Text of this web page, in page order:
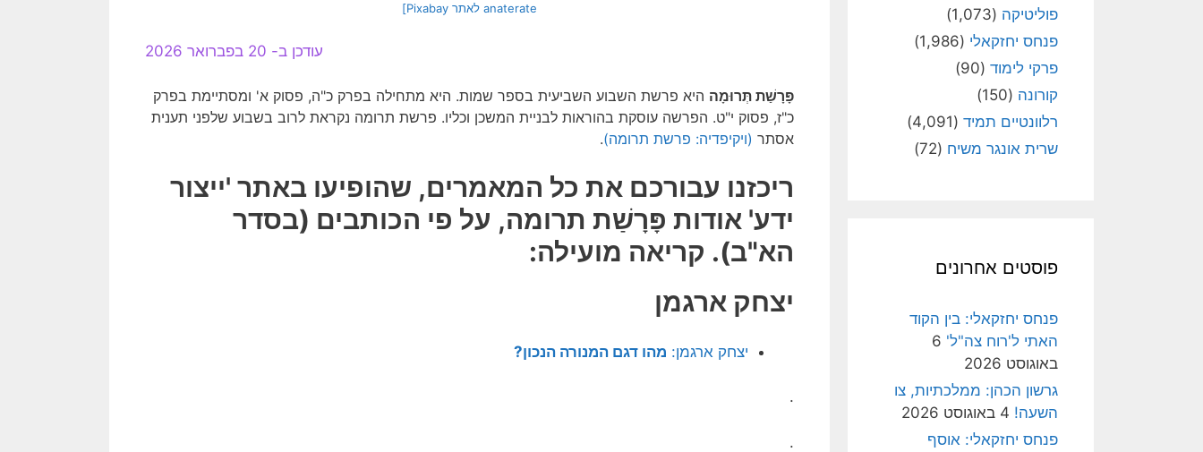
anaterate לאתר Pixabay]
עודכן ב- 20 בפברואר 2026
פָּרָשַׁת תְּרוּמָה היא פרשת השבוע השביעית בספר שמות. היא מתחילה בפרק כ"ה, פסוק א' ומסתיימת בפרק
כ"ז, פסוק י"ט. הפרשה עוסקת בהוראות לבניית המשכן וכליו. פרשת תרומה נקראת לרוב בשבוע שלפני תענית
אסתר (ויקיפדיה: פרשת תרומה).
ריכזנו עבורכם את כל המאמרים, שהופיעו באתר 'ייצור
ידע' אודות פָּרָשַׁת תרומה, על פי הכותבים (בסדר
הא"ב). קריאה מועילה:
יצחק ארגמן
יצחק ארגמן: מהו דגם המנורה הנכון?
.
.
פוליטיקה (1,073)
פנחס יחזקאלי (1,986)
פרקי לימוד (90)
קורונה (150)
רלוונטיים תמיד (4,091)
שרית אונגר משיח (72)
פוסטים אחרונים
פנחס יחזקאלי: בין הקוד
האתי ל'רוח צה"ל' 6
באוגוסט 2026
גרשון הכהן: ממלכתיות, צו
השעה! 4 באוגוסט 2026
פנחס יחזקאלי: אוסף